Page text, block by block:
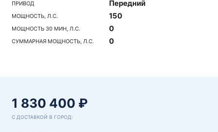
ПРИВОД Передний
МОЩНОСТЬ, Л.С. 150
МОЩНОСТЬ 30 МИН, Л.С. 0
СУММАРНАЯ МОЩНОСТЬ, Л.С. 0
1 830 400 ₽
С ДОСТАВКОЙ В ГОРОД: